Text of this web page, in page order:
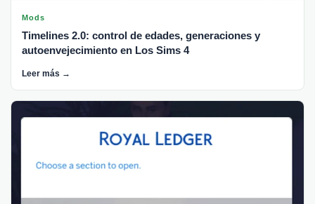
Mods
Timelines 2.0: control de edades, generaciones y
autoenvejecimiento en Los Sims 4
Leer más →